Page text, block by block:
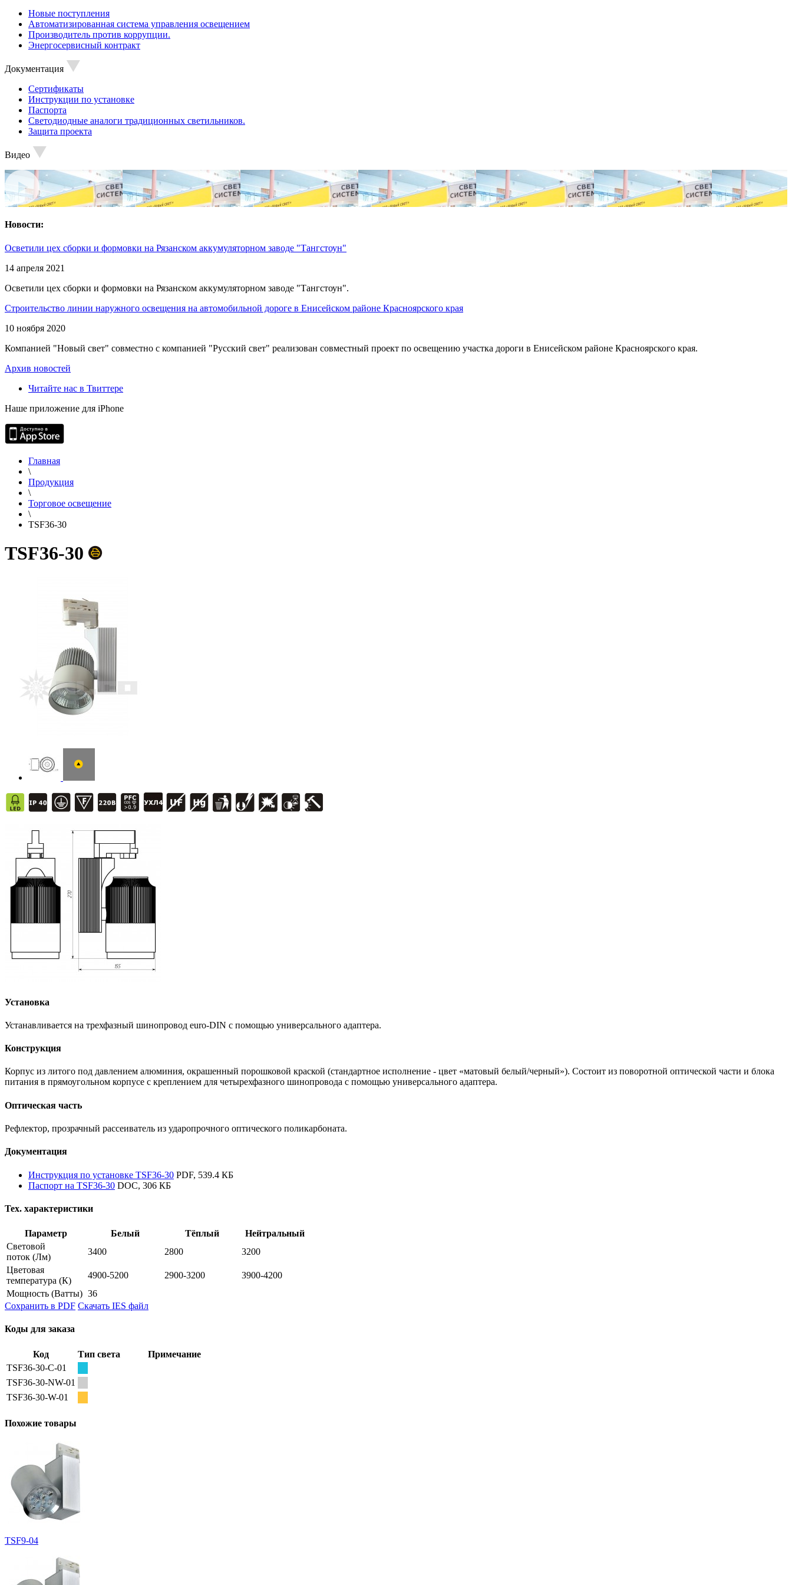
Новые поступления
Автоматизированная система управления освещением
Производитель против коррупции.
Энергосервисный контракт
Документация
Сертификаты
Инструкции по установке
Паспорта
Светодиодные аналоги традиционных светильников.
Защита проекта
Видео
Новости:
Осветили цех сборки и формовки на Рязанском аккумуляторном заводе "Тангстоун"
14 апреля 2021
Осветили цех сборки и формовки на Рязанском аккумуляторном заводе "Тангстоун".
Строительство линии наружного освещения на автомобильной дороге в Енисейском районе Красноярского края
10 ноября 2020
Компанией "Новый свет" совместно с компанией "Русский свет" реализован совместный проект по освещению участка дороги в Енисейском районе Красноярского края.
Архив новостей
Читайте нас в Твиттере
Наше приложение для iPhone
Главная
\
Продукция
\
Торговое освещение
\
TSF36-30
TSF36-30
Установка
Устанавливается на трехфазный шинопровод euro-DIN с помощью универсального адаптера.
Конструкция
Корпус из литого под давлением алюминия, окрашенный порошковой краской (стандартное исполнение - цвет «матовый белый/черный»). Состоит из поворотной оптической части и блока
питания в прямоугольном корпусе с креплением для четырехфазного шинопровода с помощью универсального адаптера.
Оптическая часть
Рефлектор, прозрачный рассеиватель из ударопрочного оптического поликарбоната.
Документация
Инструкция по установке TSF36-30 PDF, 539.4 КБ
Паспорт на TSF36-30 DOC, 306 КБ
Тех. характеристики
Параметр Белый Тёплый
Нейтральный
Световой
поток (Лм)
3400 2800
3200
Цветовая
температура (К)
4900-5200 2900-3200
3900-4200
Мощность (Ватты) 36
Сохранить в PDF Скачать IES файл
Коды для заказа
Код Тип света
Примечание
TSF36-30-C-01
TSF36-30-NW-01
TSF36-30-W-01
Похожие товары
TSF9-04